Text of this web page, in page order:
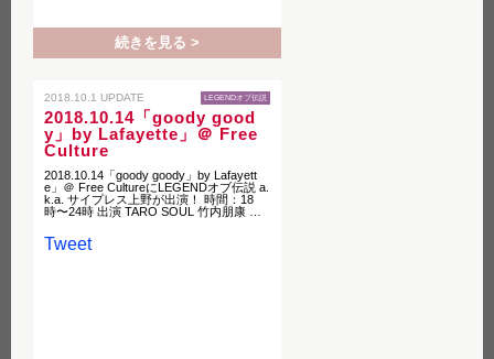
続きを見る >
2018.10.1 UPDATE LEGENDオブ伝説
2018.10.14「goody good
y」by Lafayette」＠ Free
Culture
2018.10.14「goody goody」by Lafayett
e」＠ Free CultureにLEGENDオブ伝説 a.
k.a. サイプレス上野が出演！ 時間：18
時〜24時 出演 TARO SOUL 竹内朋康 …
Tweet